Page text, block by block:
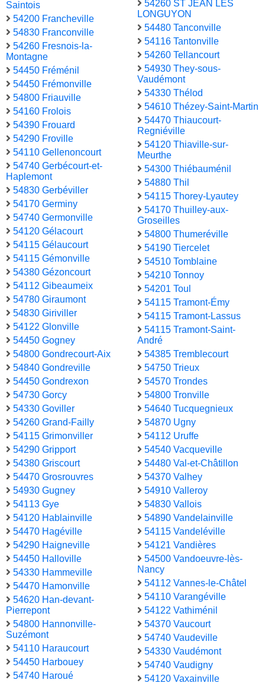
Saintois
54200 Francheville
54830 Franconville
54260 Fresnois-la-
Montagne
54450 Fréménil
54450 Frémonville
54800 Friauville
54160 Frolois
54390 Frouard
54290 Froville
54110 Gellenoncourt
54740 Gerbécourt-et-
Haplemont
54830 Gerbéviller
54170 Germiny
54740 Germonville
54120 Gélacourt
54115 Gélaucourt
54115 Gémonville
54380 Gézoncourt
54112 Gibeaumeix
54780 Giraumont
54830 Giriviller
54122 Glonville
54450 Gogney
54800 Gondrecourt-Aix
54840 Gondreville
54450 Gondrexon
54730 Gorcy
54330 Goviller
54260 Grand-Failly
54115 Grimonviller
54290 Gripport
54380 Griscourt
54470 Grosrouvres
54930 Gugney
54113 Gye
54120 Hablainville
54470 Hagéville
54290 Haigneville
54450 Halloville
54330 Hammeville
54470 Hamonville
54620 Han-devant-
Pierrepont
54800 Hannonville-
Suzémont
54110 Haraucourt
54450 Harbouey
54740 Haroué
54260 ST JEAN LES
LONGUYON
54480 Tanconville
54116 Tantonville
54260 Tellancourt
54930 They-sous-
Vaudémont
54330 Thélod
54610 Thézey-Saint-Martin
54470 Thiaucourt-
Regniéville
54120 Thiaville-sur-
Meurthe
54300 Thiébauménil
54880 Thil
54115 Thorey-Lyautey
54170 Thuilley-aux-
Groseilles
54800 Thumeréville
54190 Tiercelet
54510 Tomblaine
54210 Tonnoy
54201 Toul
54115 Tramont-Émy
54115 Tramont-Lassus
54115 Tramont-Saint-
André
54385 Tremblecourt
54750 Trieux
54570 Trondes
54800 Tronville
54640 Tucquegnieux
54870 Ugny
54112 Uruffe
54540 Vacqueville
54480 Val-et-Châtillon
54370 Valhey
54910 Valleroy
54830 Vallois
54890 Vandelainville
54115 Vandeléville
54121 Vandières
54500 Vandoeuvre-lès-
Nancy
54112 Vannes-le-Châtel
54110 Varangéville
54122 Vathiménil
54370 Vaucourt
54740 Vaudeville
54330 Vaudémont
54740 Vaudigny
54120 Vaxainville